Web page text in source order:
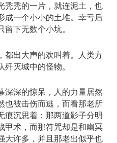
秃秃的一片，就连泥土，也
成一个小小的土堆。幸亏后
下无数个小坑。
出大声的欢叫着。人类方
歼灭城中的怪物。
深的惊呆，人的力量居然
也被击伤而逃，而看那老所
痕沉思着：那两道影子分明
甲术，而那符咒却是和幽冥
大许多，并且那老出似乎也